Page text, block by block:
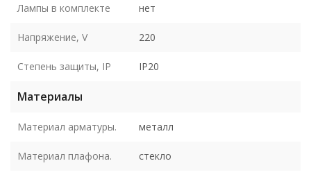
Лампы в комплекте нет
Напряжение, V 220
Степень защиты, IP IP20
Материалы
Материал арматуры. металл
Материал плафона. стекло